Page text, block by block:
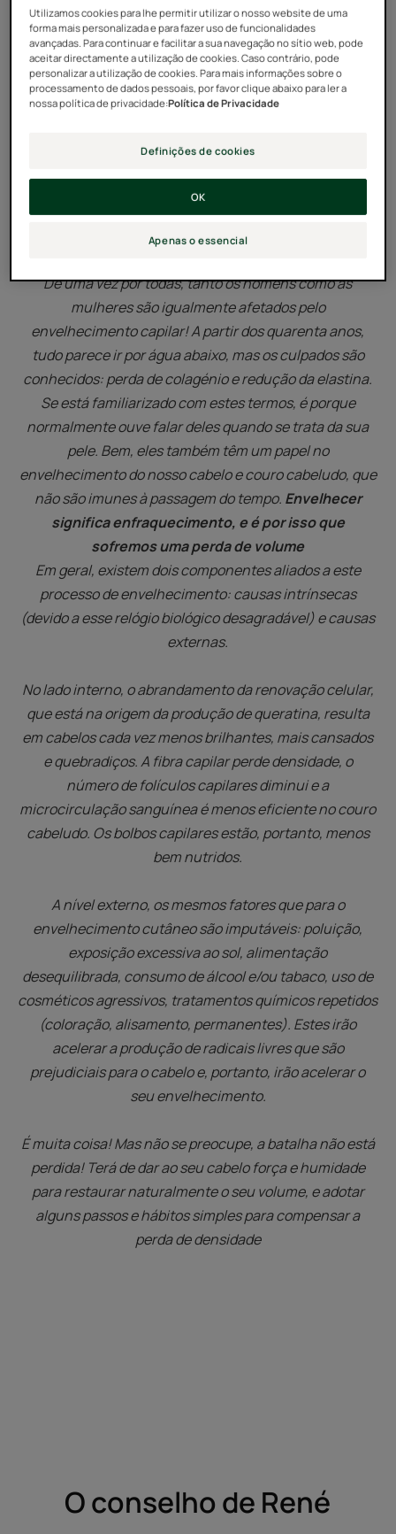
A resposta de René
"Veio ao lugar certo e identificou o problema!
mais fino e menos denso, o que difere muito da queda
de cabelo! Então, como escapamos ao destino do
cabelo fino? Explicar-lhe-emos tudo isto
De uma vez por todas, tanto os homens como as
mulheres são igualmente afetados pelo
envelhecimento capilar! A partir dos quarenta anos,
tudo parece ir por água abaixo, mas os culpados são
conhecidos: perda de colagénio e redução da elastina.
Se está familiarizado com estes termos, é porque
normalmente ouve falar deles quando se trata da sua
pele. Bem, eles também têm um papel no
envelhecimento do nosso cabelo e couro cabeludo, que
não são imunes à passagem do tempo. Envelhecer
significa enfraquecimento, e é por isso que
sofremos uma perda de volume
Em geral, existem dois componentes aliados a este
processo de envelhecimento: causas intrínsecas
(devido a esse relógio biológico desagradável) e causas
externas.
No lado interno, o abrandamento da renovação celular,
que está na origem da produção de queratina, resulta
em cabelos cada vez menos brilhantes, mais cansados
e quebradiços. A fibra capilar perde densidade, o
número de folículos capilares diminui e a
microcirculação sanguínea é menos eficiente no couro
cabeludo. Os bolbos capilares estão, portanto, menos
bem nutridos.
A nível externo, os mesmos fatores que para o
envelhecimento cutâneo são imputáveis: poluição,
exposição excessiva ao sol, alimentação
desequilibrada, consumo de álcool e/ou tabaco, uso de
cosméticos agressivos, tratamentos químicos repetidos
(coloração, alisamento, permanentes). Estes irão
acelerar a produção de radicais livres que são
prejudiciais para o cabelo e, portanto, irão acelerar o
seu envelhecimento.
É muita coisa! Mas não se preocupe, a batalha não está
perdida! Terá de dar ao seu cabelo força e humidade
para restaurar naturalmente o seu volume, e adotar
alguns passos e hábitos simples para compensar a
perda de densidade
O conselho de René
Utilizamos cookies para lhe permitir utilizar o nosso website de uma
forma mais personalizada e para fazer uso de funcionalidades
avançadas. Para continuar e facilitar a sua navegação no sítio web, pode
aceitar directamente a utilização de cookies. Caso contrário, pode
personalizar a utilização de cookies. Para mais informações sobre o
processamento de dados pessoais, por favor clique abaixo para ler a
nossa política de privacidade:Política de Privacidade
Definições de cookies
Apenas o essencial
OK